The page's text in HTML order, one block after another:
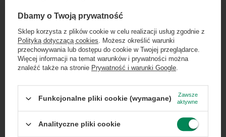
Dołącz do newslettera Green
Computers
Zgarnij jako pierwszy informacje o zniżkach i
rabatach w naszym sklepie!
...lub zadzwoń od razu, aby odebrać
przy zamówieniu telefonicznym
50 zł rabatu!
Rabat 50 zł przy zamówieniach powyżej 300 zł. Oferta
Dbamy o Twoją prywatność
Sklep korzysta z plików cookie w celu realizacji usług zgodnie z
Polityką dotyczącą cookies. Możesz określić warunki
przechowywania lub dostępu do cookie w Twojej przeglądarce.
Więcej informacji na temat warunków i prywatności można
znaleźć także na stronie Prywatność i warunki Google.
Funkcjonalne pliki cookie (wymagane)
Zawsze
aktywne
Analityczne pliki cookie